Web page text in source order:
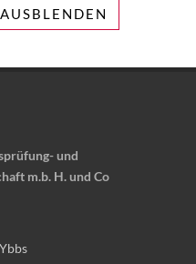
und
m.b. H. und Co